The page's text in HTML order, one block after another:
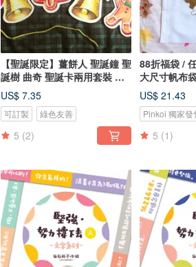
【聖誕限定】薑餅人 聖誕鐘 聖
誕樹 曲奇 聖誕卡兩用套裝 掛
飾 4張
US$ 7.35
可訂製 綠色友善
5 (2)
88折福袋 /
大尺寸帆布
US$ 21.43
Pinkoi 獨家發
5 (1)